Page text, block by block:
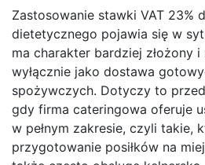
Zastosowanie stawki VAT 23%
dietetycznego pojawia się w
ma charakter bardziej złożony
wyłącznie jako dostawa
spożywczych. Dotyczy to
gdy firma cateringowa oferuje
w pełnym zakresie, czyli takie,
przygotowanie posiłków na